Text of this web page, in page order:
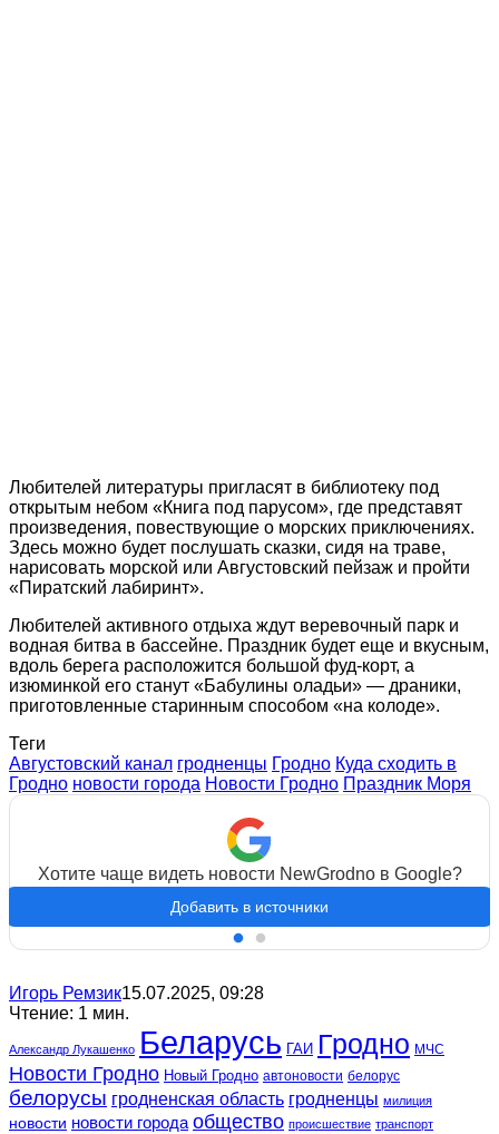
Любителей литературы пригласят в библиотеку под
открытым небом «Книга под парусом», где представят
произведения, повествующие о морских приключениях.
Здесь можно будет послушать сказки, сидя на траве,
нарисовать морской или Августовский пейзаж и пройти
«Пиратский лабиринт».
Любителей активного отдыха ждут веревочный парк и
водная битва в бассейне. Праздник будет еще и вкусным,
вдоль берега расположится большой фуд-корт, а
изюминкой его станут «Бабулины оладьи» — драники,
приготовленные старинным способом «на колоде».
Теги
Августовский канал гродненцы Гродно Куда сходить в
Гродно новости города Новости Гродно Праздник Моря
Хотите чаще видеть новости NewGrodno в Google?
Добавить в источники
Игорь Ремзик15.07.2025, 09:28
Чтение: 1 мин.
Александр Лукашенко Беларусь ГАИ Гродно МЧС
Новости Гродно Новый Гродно автоновости белорус
белорусы гродненская область гродненцы милиция
новости новости города общество происшествие транспорт